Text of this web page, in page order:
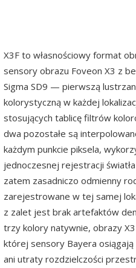
X3F to własnościowy format
sensory obrazu Foveon X3 z
Sigma SD9 — pierwszą
kolorystyczną w każdej
stosujących tablicę filtrów
dwa pozostałe są
każdym punkcie piksela,
jednoczesnej rejestracji
zatem zasadniczo odmienny
zarejestrowane w tej samej
z zalet jest brak artefaktów
trzy kolory natywnie, obrazy
której sensory Bayera
ani utraty rozdzielczości